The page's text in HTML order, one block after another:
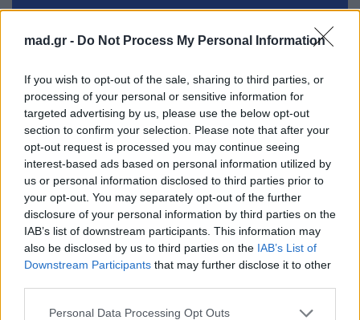
mad.gr - Do Not Process My Personal Information
If you wish to opt-out of the sale, sharing to third parties, or
processing of your personal or sensitive information for
targeted advertising by us, please use the below opt-out
section to confirm your selection. Please note that after your
opt-out request is processed you may continue seeing
interest-based ads based on personal information utilized by
us or personal information disclosed to third parties prior to
your opt-out. You may separately opt-out of the further
disclosure of your personal information by third parties on the
IAB’s list of downstream participants. This information may
also be disclosed by us to third parties on the IAB’s List of
Downstream Participants that may further disclose it to other
Personal Data Processing Opt Outs
Προηγούμενο
Το bachelorette
party της Ami
Επόμενο
Διαγωνιζόμενη στο
Your Face Sounds